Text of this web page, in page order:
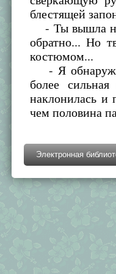
блестящей
- Ты вышла
обратно... Но
костюмом...
- Я
более
наклонилась и
чем половина
Электронная